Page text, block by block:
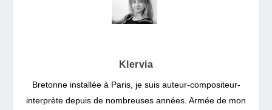
Klervia
Bretonne installée à Paris, je suis auteur-compositeur-
interprète depuis de nombreuses années. Armée de mon